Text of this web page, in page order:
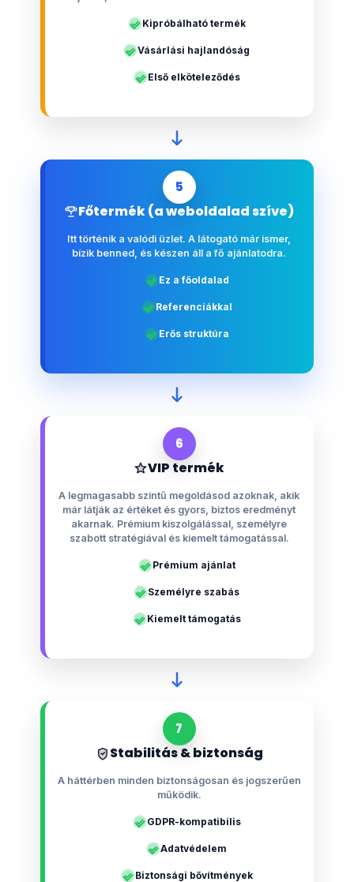
Kipróbálható termék
Vásárlási hajlandóság
Első elköteleződés
5
Főtermék (a weboldalad szíve)
Itt történik a valódi üzlet. A látogató már ismer,
bízik benned, és készen áll a fő ajánlatodra.
Ez a főoldalad
Referenciákkal
Erős struktúra
6
VIP termék
A legmagasabb szintű megoldásod azoknak, akik
már látják az értéket és gyors, biztos eredményt
akarnak. Prémium kiszolgálással, személyre
szabott stratégiával és kiemelt támogatással.
Prémium ajánlat
Személyre szabás
Kiemelt támogatás
7
Stabilitás & biztonság
A háttérben minden biztonságosan és jogszerűen
működik.
GDPR-kompatibilis
Adatvédelem
Biztonsági bővítmények